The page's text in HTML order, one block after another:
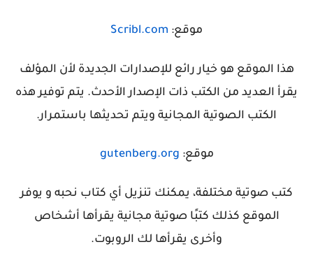
موقع: Scribl.com
هذا الموقع هو خيار رائع للإصدارات الجديدة لأن المؤلف
يقرأ العديد من الكتب ذات الإصدار الأحدث. يتم توفير هذه
الكتب الصوتية المجانية ويتم تحديثها باستمرار.
موقع: gutenberg.org
كتب صوتية مختلفة، يمكنك تنزيل أي كتاب نحبه و يوفر
الموقع كذلك كتبًا صوتية مجانية يقرأها أشخاص
وأخرى يقرأها لك الروبوت.